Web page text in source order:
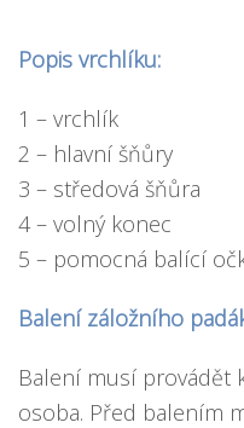
Popis vrchlíku:
1 – vrchlík
2 – hlavní šňůry
3 – středová šňůra
4 – volný konec
5 – pomocná balící
Balení záložního
Balení musí provádět
osoba. Před balením